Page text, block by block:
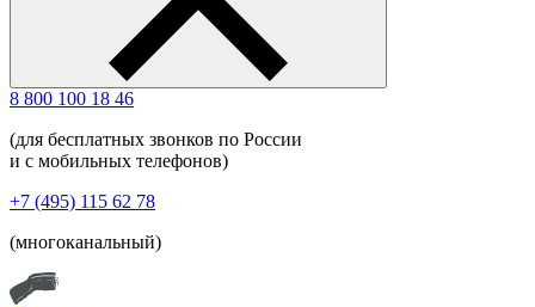
8 800 100 18 46
(для бесплатных звонков по России
и с мобильных телефонов)
+7 (495) 115 62 78
(многоканальный)